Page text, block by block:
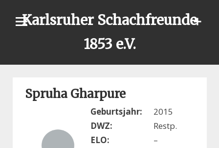
Karlsruher Schachfreunde
1853 e.V.
Spruha Gharpure
Geburtsjahr:
2015
DWZ:
Restp.
ELO:
–